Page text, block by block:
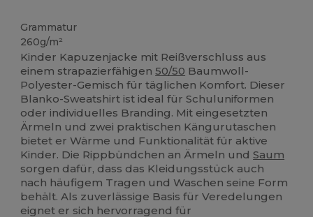
Grammatur
260g/m²
Kinder Kapuzenjacke mit Reißverschluss aus
einem strapazierfähigen50/50 Baumwoll-
Polyester-Gemisch für täglichen Komfort. Dieser
Blanko-Sweatshirt ist ideal für Schuluniformen
oder individuelles Branding. Mit eingesetzten
Ärmeln und zwei praktischen Kängurutaschen
bietet er Wärme und Funktionalität für aktive
Kinder. Die Rippbündchen an Ärmeln undSaum
sorgen dafür, dass das Kleidungsstück auch
nach häufigem Tragen und Waschen seine Form
behält. Als zuverlässige Basis für Veredelungen
eignet er sich hervorragend für